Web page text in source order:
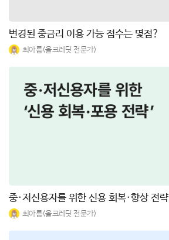
변경된 중금리 이용 가능 점수는 몇점?
최아름(올크레딧 전문가)
중·저신용자를 위한 신용 회복·향상 전략
최아름(올크레딧 전문가)